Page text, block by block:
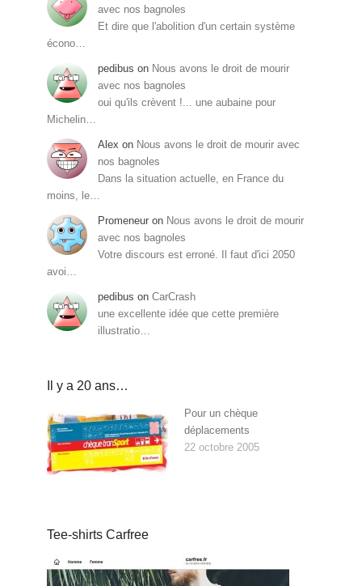
avec nos bagnoles
Et dire que l'abolition d'un certain système
écono…
pedibus on Nous avons le droit de mourir
avec nos bagnoles
oui qu'ils crèvent !... une aubaine pour
Michelin…
Alex on Nous avons le droit de mourir avec
nos bagnoles
Dans la situation actuelle, en France du
moins, le…
Promeneur on Nous avons le droit de mourir
avec nos bagnoles
Votre discours est erroné. Il faut d'ici 2050
avoi…
pedibus on CarCrash
une excellente idée que cette première
illustratio…
Il y a 20 ans…
Pour un chèque
déplacements
22 octobre 2005
Tee-shirts Carfree